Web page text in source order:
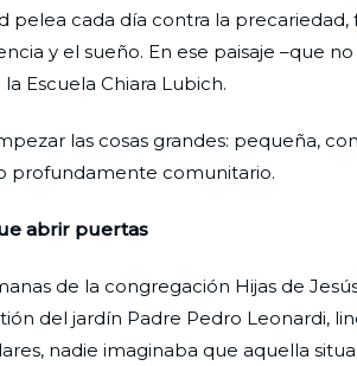
pelea cada día contra la
y el sueño. En ese paisaje –que
Escuela Chiara Lubich.
las cosas grandes: pequeña,
profundamente comunitario.
abrir puertas
de la congregación Hijas de
del jardín Padre Pedro Leonardi,
nadie imaginaba que aquella